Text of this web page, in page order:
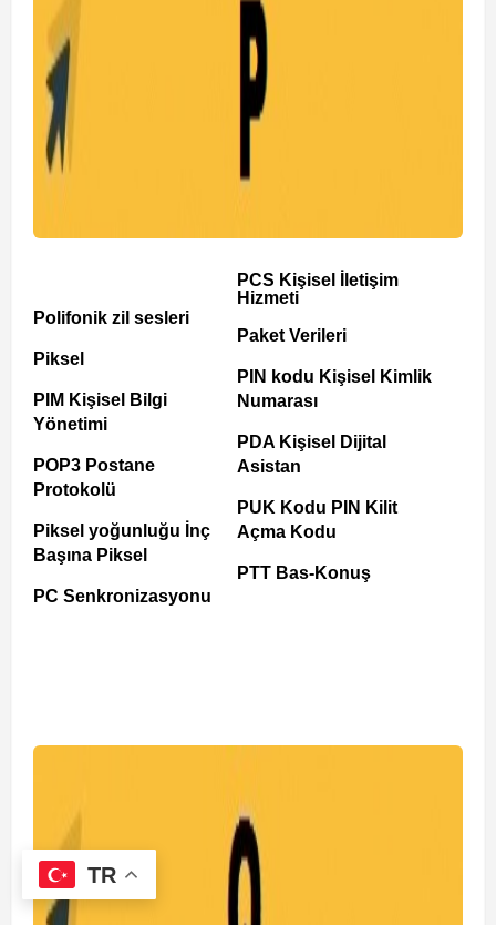
Polifonik zil sesleri
Piksel
PIM Kişisel Bilgi
Yönetimi
POP3 Postane
Protokolü
Piksel yoğunluğu İnç
Başına Piksel
PC Senkronizasyonu
PCS Kişisel İletişim
Hizmeti
Paket Verileri
PIN kodu Kişisel Kimlik
Numarası
PDA Kişisel Dijital
Asistan
PUK Kodu PIN Kilit
Açma Kodu
PTT Bas-Konuş
TR